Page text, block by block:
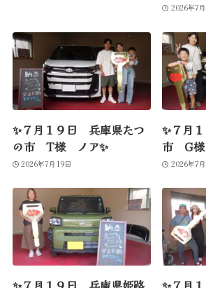
2026年7
✨７月１９日 兵庫県たつ
の市 T様 ノア✨
2026年7月19日
✨７月
市 G様
2026年7